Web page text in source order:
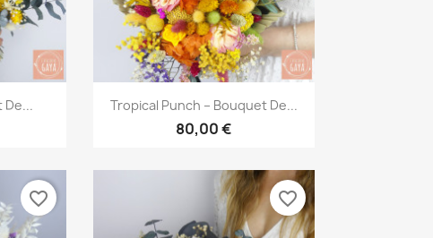
De... Aperçu rapide
Tropical Punch – Bouquet De...
80,00 €
favorite_border favorite_border